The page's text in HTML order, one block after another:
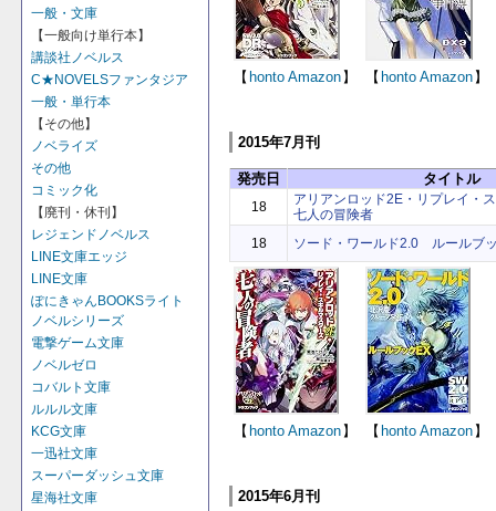
一般・文庫
【一般向け単行本】
講談社ノベルス
C★NOVELSファンタジア
一般・単行本
【その他】
ノベライズ
その他
コミック化
【廃刊・休刊】
レジェンドノベルス
LINE文庫エッジ
LINE文庫
ぽにきゃんBOOKSライト
ノベルシリーズ
電撃ゲーム文庫
ノベルゼロ
コバルト文庫
ルルル文庫
KCG文庫
一迅社文庫
スーパーダッシュ文庫
星海社文庫
【 honto Amazon 】 【 honto Amazon 】
2015年7月刊
発売日 タイトル
18
アリアンロッド2E・リプレイ
七人の冒険者
18
ソード・ワールド2.0 ルールブ
【honto Amazon】 【honto Amazon】
2015年6月刊